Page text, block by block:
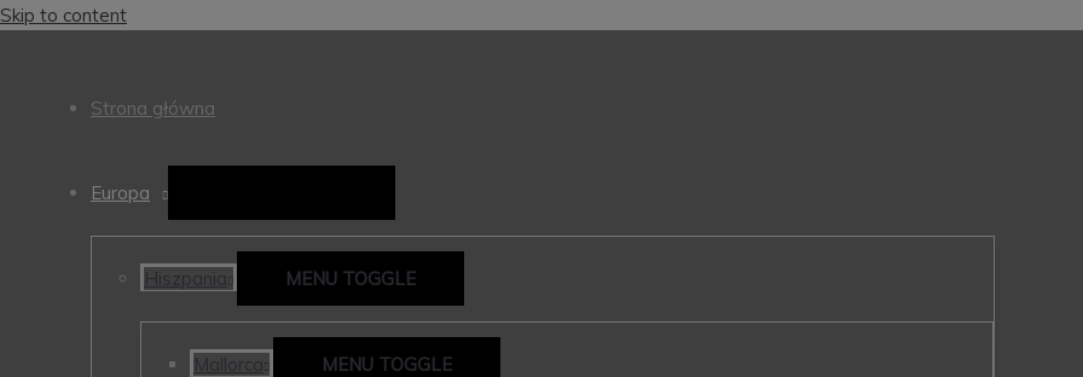
Skip to content
Strona główna
Europa
Hiszpania MENU TOGGLE
Mallorca MENU TOGGLE